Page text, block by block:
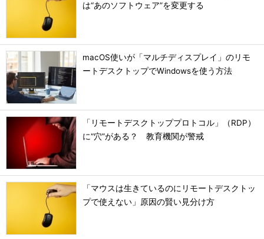
は“あのソフトウェア”を変更する
macOS使いが「マルチディスプレイ」のリモ
ートデスクトップでWindowsを使う方法
「リモートデスクトッププロトコル」（RDP）
に“穴”がある？ 教育機関が警戒
「マウスは生きているのにリモートデスクトッ
プで使えない」原因の賢い見分け方